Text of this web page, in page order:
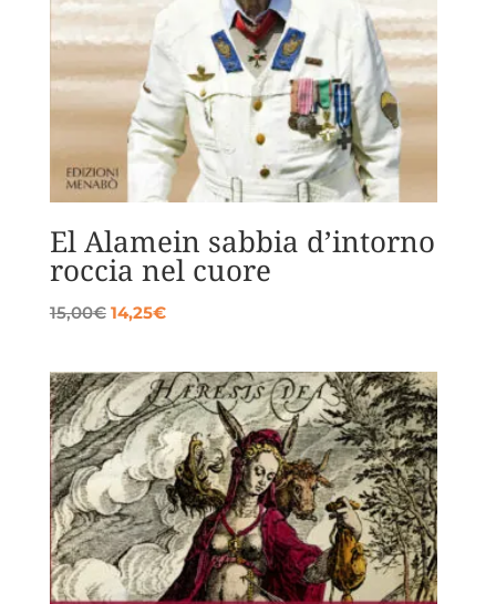
El Alamein sabbia d’intorno
roccia nel cuore
15,00€ Il
originale
era:
15,00€.
14,25€Il
attuale
è:
14,25€.